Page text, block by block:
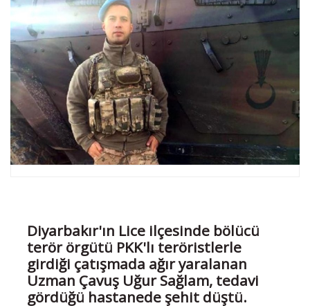
Diyarbakır'ın Lice ilçesinde bölücü
terör örgütü PKK'lı teröristlerle
girdiği çatışmada ağır yaralanan
Uzman Çavuş Uğur Sağlam, tedavi
gördüğü hastanede şehit düştü.